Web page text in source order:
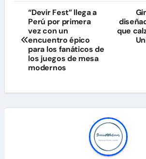
Navegación
de
entradas
“Devir Fest” llega a
Perú por primera
vez con un
encuentro épico
para los fanáticos de
los juegos de mesa
modernos
que